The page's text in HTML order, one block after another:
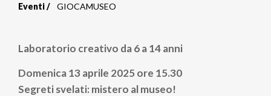
di
pane
Eventi GIOCAMUSEO
Laboratorio creativo da 6 a 14 anni
Domenica 13 aprile 2025 ore 15.30
Segreti svelati: mistero al museo!